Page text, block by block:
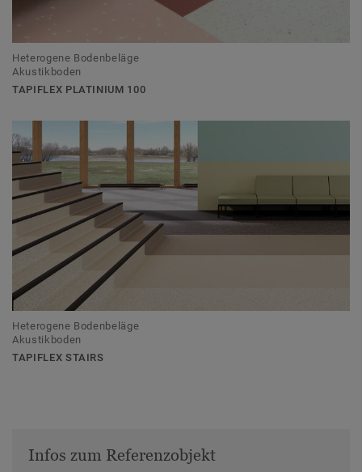
Heterogene Bodenbeläge
Akustikboden
TAPIFLEX PLATINIUM 100
Heterogene Bodenbeläge
Akustikboden
TAPIFLEX STAIRS
Infos zum Referenzobjekt